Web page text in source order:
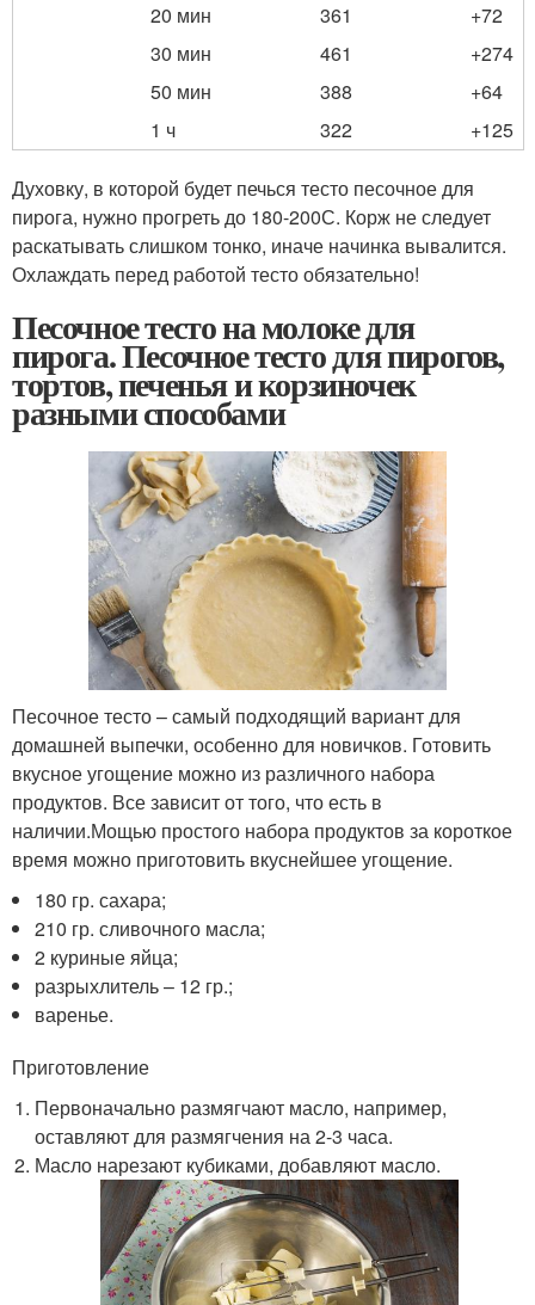
20 мин
361
+72
30 мин
461
+274
50 мин
388
+64
1 ч
322 +125
Духовку, в которой будет печься тесто песочное для
пирога, нужно прогреть до 180-200С. Корж не следует
раскатывать слишком тонко, иначе начинка вывалится.
Охлаждать перед работой тесто обязательно!
Песочное тесто на молоке для
пирога. Песочное тесто для пирогов,
тортов, печенья и корзиночек
разными способами
Песочное тесто – самый подходящий вариант для
домашней выпечки, особенно для новичков. Готовить
вкусное угощение можно из различного набора
продуктов. Все зависит от того, что есть в
наличии.Мощью простого набора продуктов за короткое
время можно приготовить вкуснейшее угощение.
180 гр. сахара;
210 гр. сливочного масла;
2 куриные яйца;
разрыхлитель – 12 гр.;
варенье.
Приготовление
Первоначально размягчают масло, например,
оставляют для размягчения на 2-3 часа.
Масло нарезают кубиками, добавляют масло.